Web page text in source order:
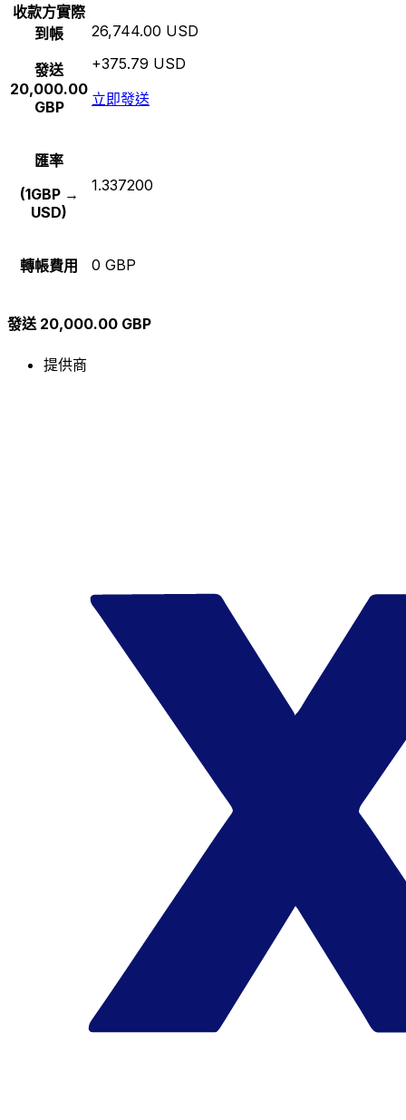
收款方實際
到帳
發送
20,000.00
GBP
26,744.00 USD
+375.79 USD
立即發送
匯率
(1GBP →
USD)
1.337200
轉帳費用 0 GBP
發送 20,000.00 GBP
提供商